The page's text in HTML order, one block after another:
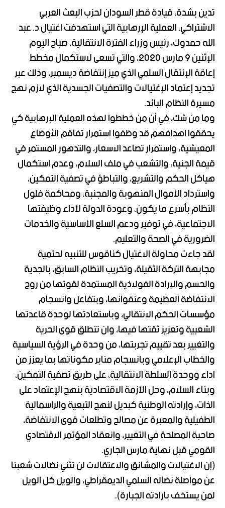
تدين بشدة، قيادة قطر السودان لحزب البعث العربي
الاشتراكي، العملية الإرهابية التي استهدفت اغتيال د. عبد
الله حمدوك، رئيس وزراء الفترة الانتقالية، صباح اليوم
الإثنين 9 مارس 2020، والتي تسعى لاستكمال مخطط
إعاقة الإنتقال السلمي الذي ميز إنتفاضة ديسمبر، وذلك عبر
تجديد إعتماد الإغتيالات والتصفيات الجسدية الذي لازم نهج
مسيرة النظام البائد.
وما من شك، في أن من خططوا لهذه العملية الإرهابية كي
يحققوا اهدافهم قد وظفوا استمرار تفاقم الأوضاع
المعيشية، واستمرار تصاعد الاسعار، والتدهور المستمر في
قيمة الجنية، والتشعب في ملف السلام، وعدم استكمال
هياكل الحكم والتشريع، والتباطؤ في تصفية التمكين،
واسترداد الأموال المنهوبة والمجنبة، ومحاكمة فلول
النظام بأسرع ما يكون، وعودة الدولة لأداء وظيفتها
الاجتماعية، في توفير ودعم السلع الأساسية والخدمات
الضرورية في الصحة والتعليم.
لقد جاءت محاولة الاغتيال كناقوس للتنبيه لحتمية
مجابهة التركة الثقيلة، وتخريب النظام السابق، بالجدية
والحسم والإرادة الفولاذية المستمدة لقوتها من روح
الانتفاضة العظيمة وعنفوانها، وبتفاعل وانسجام
مؤسسات الحكم الانتقالي، وباستعادتها لوحدة قاعدتها
الشعبية وتعزيز ثقتها فيها، وان تنطلق قوى الحرية
والتغيير بعد تقييم تجربتها، من وحدة في الرؤية السياسية
والخطاب الإعلامي وبانسجام منابر مكوناتها بما يعزز من
اداء ووحدة السلطة الانتقالية، على طريق تصفية التمكين،
وبناء السلام، وحل الأزمة الاقتصادية بنهج الإعتماد على
الذات، وإرادته الوطنية كبديل لنهج التبعية والراسمالية
الطفيلية والمعبرة عن مصالح وتطلعات قوى الانتفاضة،
صاحبة المصلحة في التغيير، وانعقاد المؤتمر الاقتصادي
القومي قبل نهاية مارس الجاري.
(إن الاغتيالات والمشانق والاعتقالات لن تثني نضالات شعبنا
عن مواصلة نضاله السلمي الديمقراطي، والويل كل الويل
لمن يستخف بارادته الجبارة).